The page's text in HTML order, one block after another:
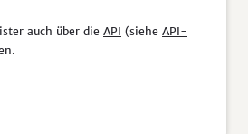
auch über die API (siehe API-